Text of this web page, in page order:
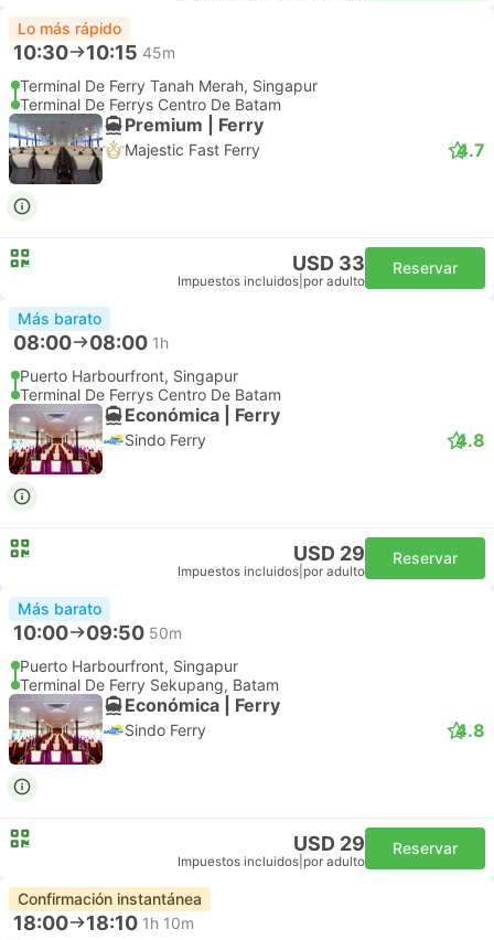
Lo más rápido
10:30 10:15 45m
Terminal De Ferry Tanah Merah, Singapur
Terminal De Ferrys Centro De Batam
Premium | Ferry
Majestic Fast Ferry 4.7
USD 33
Impuestos incluidos por adulto
Reservar
Más barato
08:00 08:00 1h
Puerto Harbourfront, Singapur
Terminal De Ferrys Centro De Batam
Económica | Ferry
Sindo Ferry 4.8
USD 29
Impuestos incluidos por adulto
Reservar
Más barato
10:00 09:50 50m
Puerto Harbourfront, Singapur
Terminal De Ferry Sekupang, Batam
Económica | Ferry
Sindo Ferry 4.8
USD 29
Impuestos incluidos por adulto
Reservar
Confirmación instantánea
18:00 18:10 1h 10m